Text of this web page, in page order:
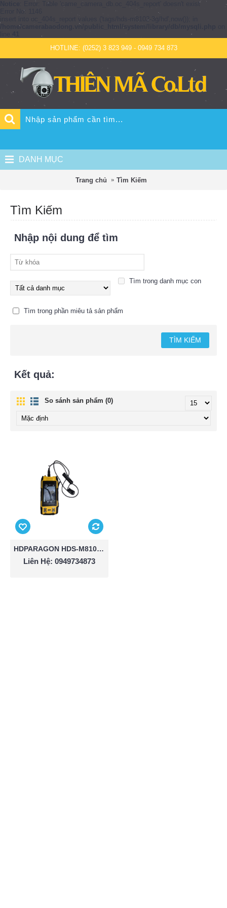
: Error: Table 'came_camera_db.oc_404s_report' doesn't exist
Error No: 1146
insert into oc_404s_report values ('tags/hds-m8102-3g/hd',now()); in
/home/camerabaodong.vn/public_html/system/library/db/mysqli.php
41
HOTLINE: (0252) 3 823 949 - 0949 734 873
DANH MỤC
Trang chủ Tìm Kiếm
Tìm Kiếm
Nhập nội dung để tìm
Tìm trong danh mục con
Tìm trong phần miêu tả sản phẩm
Kết quả:
So sánh sản phẩm (0)
HDPARAGON HDS-M8102-3G/HD
Liên Hệ: 0949734873